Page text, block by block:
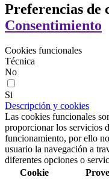
Preferencias de
Consentimiento
Cookies funcionales
Técnica
No
Si
Descripción y cookies
Las cookies funcionales
proporcionar los servicios
funcionamiento, por ello
usuario la navegación a
diferentes opciones o
Cookie